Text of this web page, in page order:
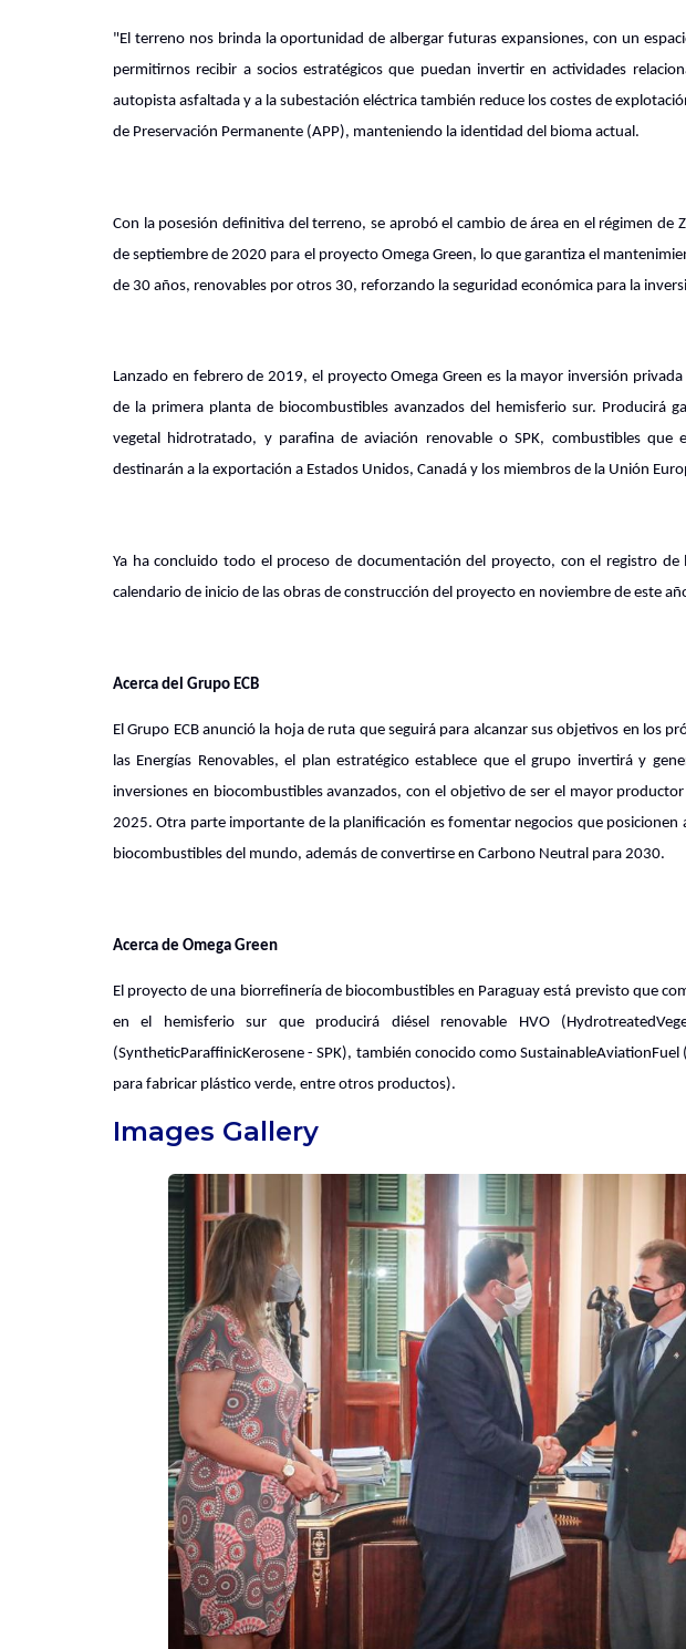
"El terreno nos brinda la oportunidad de albergar futuras expansiones, con un
permitirnos recibir a socios estratégicos que puedan invertir en actividades
autopista asfaltada y a la subestación eléctrica también reduce los costes de
de Preservación Permanente (APP), manteniendo la identidad del bioma actual.
Con la posesión definitiva del terreno, se aprobó el cambio de área en el régimen de
de septiembre de 2020 para el proyecto Omega Green, lo que garantiza el
de 30 años, renovables por otros 30, reforzando la seguridad económica para la
Lanzado en febrero de 2019, el proyecto Omega Green es la mayor inversión
de la primera planta de biocombustibles avanzados del hemisferio sur. Producirá
vegetal hidrotratado, y parafina de aviación renovable o SPK, combustibles
destinarán a la exportación a Estados Unidos, Canadá y los miembros de la Unión
Ya ha concluido todo el proceso de documentación del proyecto, con el registro
calendario de inicio de las obras de construcción del proyecto en noviembre de este
Acerca del Grupo ECB
El Grupo ECB anunció la hoja de ruta que seguirá para alcanzar sus objetivos en los
las Energías Renovables, el plan estratégico establece que el grupo invertirá y
inversiones en biocombustibles avanzados, con el objetivo de ser el mayor
2025. Otra parte importante de la planificación es fomentar negocios que
biocombustibles del mundo, además de convertirse en Carbono Neutral para 2030.
Acerca de Omega Green
El proyecto de una biorrefinería de biocombustibles en Paraguay está previsto que
en el hemisferio sur que producirá diésel renovable HVO
(SyntheticParaffinicKerosene - SPK), también conocido como
para fabricar plástico verde, entre otros productos).
Images Gallery